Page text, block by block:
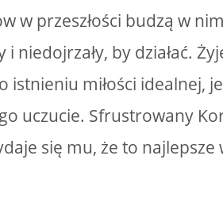
w przeszłości budzą w nim
niedojrzały, by działać.
istnieniu miłości idealnej,
uczucie. Sfrustrowany
się mu, że to najlepsze